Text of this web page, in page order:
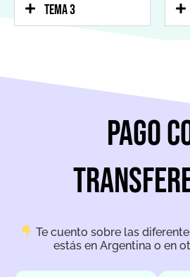
TEMA 3
pago
Te cuento sobre las
estás en Argentina o en